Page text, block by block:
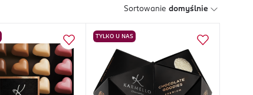
Sortowanie domyślnie
TYLKO U NAS